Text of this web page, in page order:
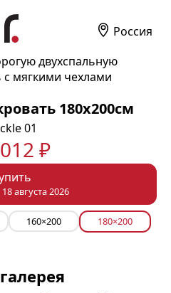
Россия
180х200см
01
₽
августа 2026
160×200 180×200